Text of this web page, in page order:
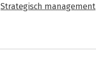
Strategisch management